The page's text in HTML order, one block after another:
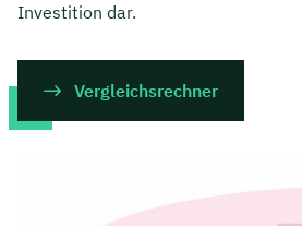
Investition dar.
Vergleichsrechner